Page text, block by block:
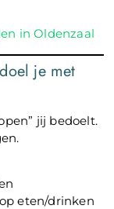
in Oldenzaal
je met
jij bedoelt.
eten/drinken